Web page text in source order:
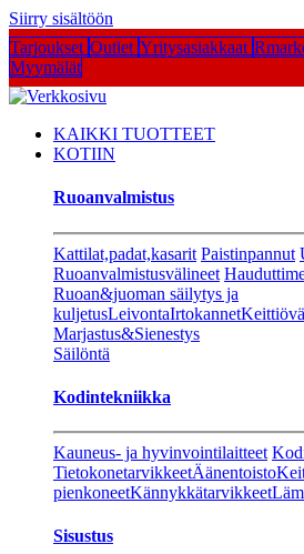
Siirry sisältöön
Tarjoukset Outlet Yritysasiakkaat
Myymälät
KAIKKI TUOTTEET
KOTIIN
Ruoanvalmistus
Kattilat,padat,kasarit Paistinpannut
Ruoanvalmistusvälineet
Ruoan&juoman säilytys ja
kuljetusLeivontaIrtokannet
Marjastus&Sienestys
Säilöntä
Kodintekniikka
Kauneus- ja hyvinvointilaitteet
TietokonetarvikkeetÄänentoisto
pienkoneetKännykkätarvikkeet
Sisustus